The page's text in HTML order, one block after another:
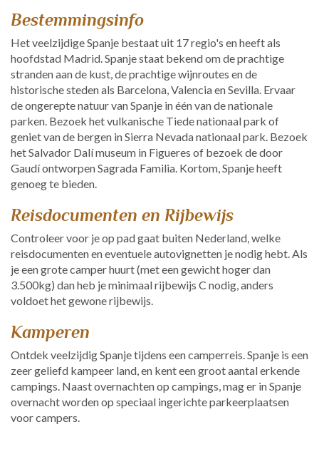
Bestemmingsinfo
Het veelzijdige Spanje bestaat uit 17 regio's en heeft als
hoofdstad Madrid. Spanje staat bekend om de prachtige
stranden aan de kust, de prachtige wijnroutes en de
historische steden als Barcelona, Valencia en Sevilla. Ervaar
de ongerepte natuur van Spanje in één van de nationale
parken. Bezoek het vulkanische Tiede nationaal park of
geniet van de bergen in Sierra Nevada nationaal park. Bezoek
het Salvador Dalí museum in Figueres of bezoek de door
Gaudí ontworpen Sagrada Familia. Kortom, Spanje heeft
genoeg te bieden.
Reisdocumenten en Rijbewijs
Controleer voor je op pad gaat buiten Nederland, welke
reisdocumenten en eventuele autovignetten je nodig hebt. Als
je een grote camper huurt (met een gewicht hoger dan
3.500kg) dan heb je minimaal rijbewijs C nodig, anders
voldoet het gewone rijbewijs.
Kamperen
Ontdek veelzijdig Spanje tijdens een camperreis. Spanje is een
zeer geliefd kampeer land, en kent een groot aantal erkende
campings. Naast overnachten op campings, mag er in Spanje
overnacht worden op speciaal ingerichte parkeerplaatsen
voor campers.